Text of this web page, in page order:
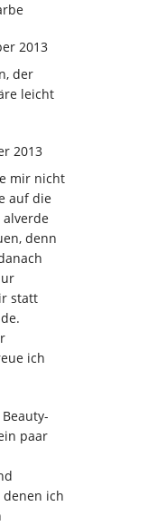
2013
der
leicht
2013
mir nicht
auf die
denn
statt
ich
paar
denen ich